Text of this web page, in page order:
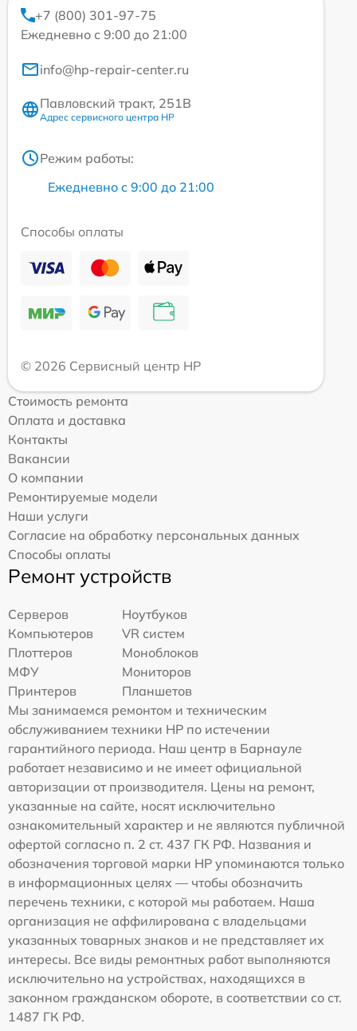
+7 (800) 301-97-75
Ежедневно с 9:00 до 21:00
info@hp-repair-center.ru
Павловский тракт, 251В
Адрес сервисного центра HP
Режим работы:
Ежедневно с 9:00 до 21:00
Способы оплаты
© 2026 Сервисный центр HP
Стоимость ремонта
Оплата и доставка
Контакты
Вакансии
О компании
Ремонтируемые модели
Наши услуги
Согласие на обработку персональных данных
Способы оплаты
Ремонт устройств
Серверов
Ноутбуков
Компьютеров
VR систем
Плоттеров
Моноблоков
МФУ
Мониторов
Принтеров
Планшетов
Мы занимаемся ремонтом и техническим
обслуживанием техники HP по истечении
гарантийного периода. Наш центр в Барнауле
работает независимо и не имеет официальной
авторизации от производителя. Цены на ремонт,
указанные на сайте, носят исключительно
ознакомительный характер и не являются публичной
офертой согласно п. 2 ст. 437 ГК РФ. Названия и
обозначения торговой марки HP упоминаются только
в информационных целях — чтобы обозначить
перечень техники, с которой мы работаем. Наша
организация не аффилирована с владельцами
указанных товарных знаков и не представляет их
интересы. Все виды ремонтных работ выполняются
исключительно на устройствах, находящихся в
законном гражданском обороте, в соответствии со ст.
1487 ГК РФ.